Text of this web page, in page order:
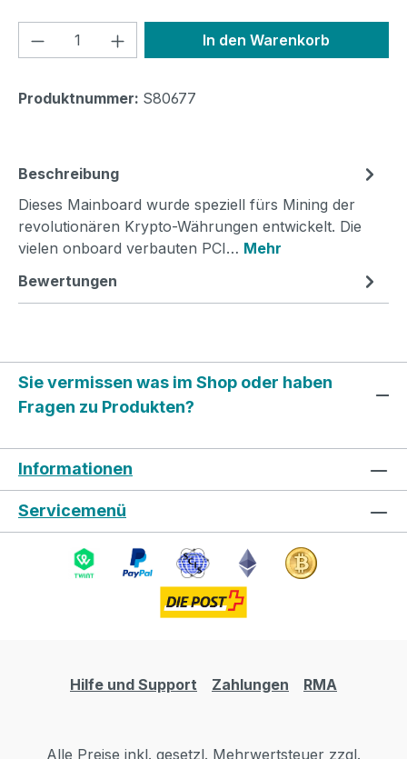
Produkt Anzahl: Gib denIn den Warenkorb
Produktnummer: S80677
Beschreibung
Dieses Mainboard wurde speziell fürs Mining der
revolutionären Krypto-Währungen entwickelt. Die
vielen onboard verbauten PCI… Mehr
Bewertungen
Sie vermissen was im Shop oder haben
Fragen zu Produkten?
Informationen
Servicemenü
Hilfe und Support Zahlungen RMA
Alle Preise inkl. gesetzl. Mehrwertsteuer zzgl.